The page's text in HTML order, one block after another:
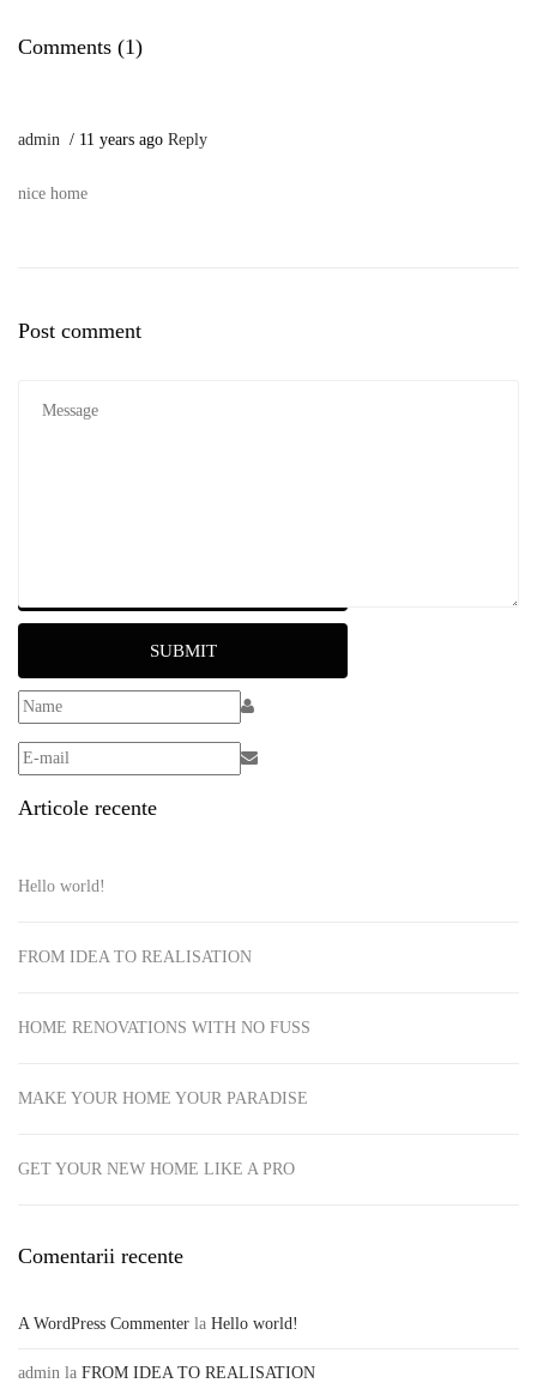
Comments (1)
admin 11 years ago Reply
nice home
Post comment
SUBMIT
Articole recente
Hello world!
FROM IDEA TO REALISATION
HOME RENOVATIONS WITH NO FUSS
MAKE YOUR HOME YOUR PARADISE
GET YOUR NEW HOME LIKE A PRO
Comentarii recente
A WordPress Commenter la Hello world!
admin la FROM IDEA TO REALISATION